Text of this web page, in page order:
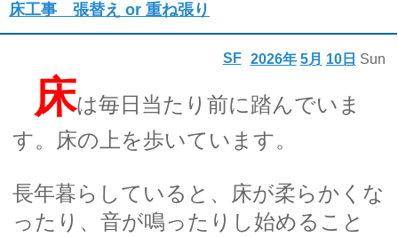
床工事 張替え or 重ね張り
2026年 5月 10日 Sun
SF
床は毎日当たり前に踏んでいま
す。床の上を歩いています。
長年暮らしていると、床が柔らかくな
ったり、音が鳴ったりし始めること